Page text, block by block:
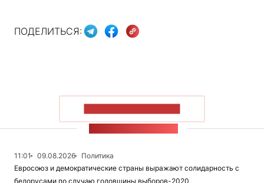
ПОДЕЛИТЬСЯ:
11:01 09.08.2026
Политика
Евросоюз и демократические страны выражают солидарность с
белорусами по случаю годовщины выборов-2020